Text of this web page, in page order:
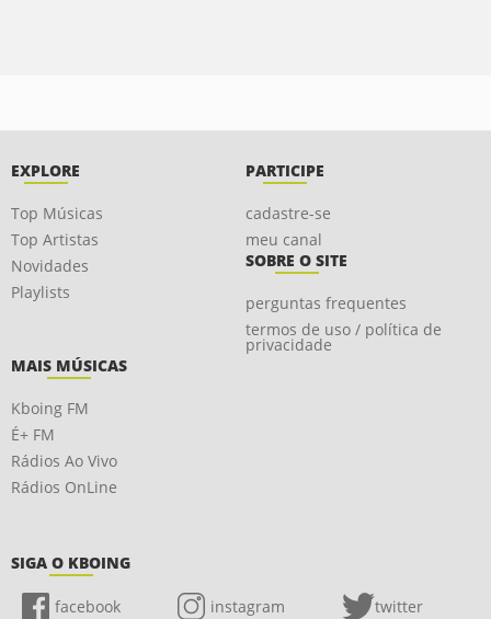
EXPLORE
Top Músicas
Top Artistas
Novidades
Playlists
PARTICIPE
cadastre-se
meu canal
SOBRE O SITE
perguntas frequentes
termos de uso / política de
privacidade
MAIS MÚSICAS
Kboing FM
É+ FM
Rádios Ao Vivo
Rádios OnLine
SIGA O KBOING
facebook instagram twitter